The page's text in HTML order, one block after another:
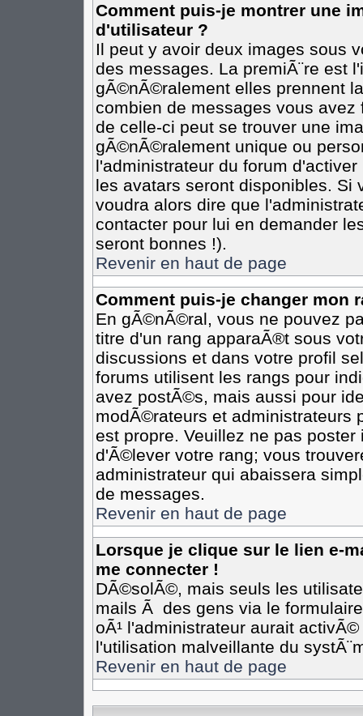
Comment puis-je montrer une
d'utilisateur ?
Il peut y avoir deux images sous
des messages. La premiÃ¨re est
gÃ©nÃ©ralement elles prennent
combien de messages vous
de celle-ci peut se trouver une
gÃ©nÃ©ralement unique ou
l'administrateur du forum
les avatars seront disponibles. Si
voudra alors dire que
contacter pour lui en demander
seront bonnes !).
Revenir en haut de page
Comment puis-je changer mon
En gÃ©nÃ©ral, vous ne pouvez
titre d'un rang apparaÃ®t sous
discussions et dans votre profil
forums utilisent les rangs pour
avez postÃ©s, mais aussi pour
modÃ©rateurs et administrateurs
est propre. Veuillez ne pas
d'Ã©lever votre rang; vous
administrateur qui abaissera
de messages.
Revenir en haut de page
Lorsque je clique sur le lien e-
me connecter !
DÃ©solÃ©, mais seuls les
mails Ã des gens via le
oÃ¹ l'administrateur aurait
l'utilisation malveillante du
Revenir en haut de page